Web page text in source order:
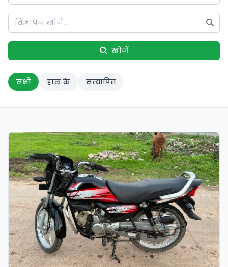
खोजें
सभी हाल के सत्यापित